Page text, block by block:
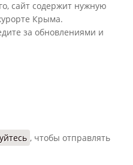
сайт содержит нужную
Крыма.
за обновлениями и
, чтобы отправлять